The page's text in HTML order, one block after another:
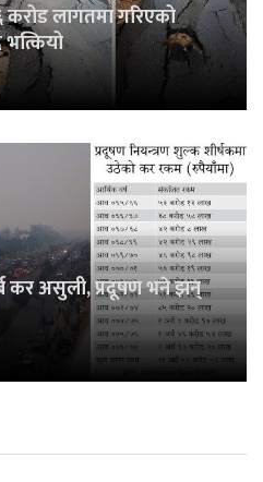
लागतमा गरिएको
भत्कियो
कर असुली, प्रदूषण भने झन्